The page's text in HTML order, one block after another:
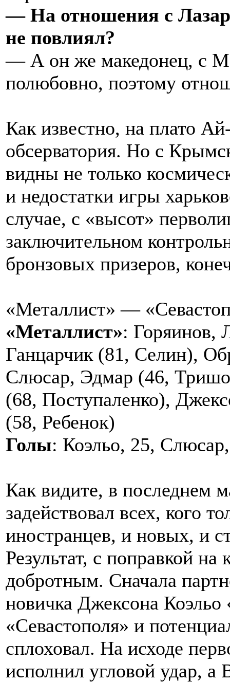
— На отношения с
не повлиял?
— А он же македонец, с
полюбовно, поэтому
Как известно, на плато
обсерватория. Но с
видны не только
и недостатки игры
случае, с «высот»
заключительном
бронзовых призеров,
«Металлист» —
«Металлист»: Горяинов,
Ганцарчик (81, Селин),
Слюсар, Эдмар (46,
(68, Поступаленко),
(58, Ребенок)
Голы: Коэльо, 25,
Как видите, в последнем
задействовал всех, кого
иностранцев, и новых, и
Результат, с поправкой
добротным. Сначала
новичка Джексона Коэльо
«Севастополя» и
сплоховал. На исходе
исполнил угловой удар, а